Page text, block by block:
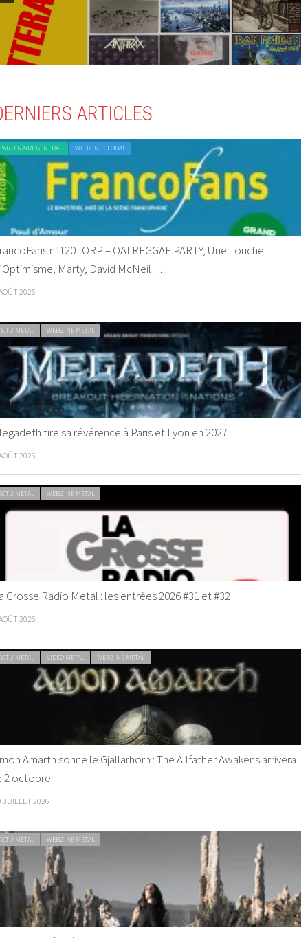
ARTICLES
GENERAL WEBZINE GLOBAL
n°120 : ORP – OAI REGGAE PARTY, Une Touche
Marty, David McNeil…
2026
METAL WEBZINE METAL
tire sa révérence à Paris et Lyon en 2027
2026
METAL WEBZINE METAL
Grosse Radio Metal : les entrées 2026 #31 et #32
2026
METAL VIDEO METAL WEBZINE METAL
Amarth sonne le Gjallarhorn : The Allfather Awakens arrivera
2 octobre
JUILLET 2026
METAL WEBZINE METAL